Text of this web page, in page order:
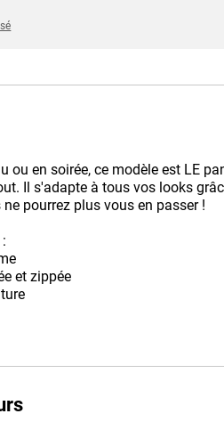
ou en soirée, ce modèle est LE
Il s'adapte à tous vos looks
pourrez plus vous en passer !
et zippée